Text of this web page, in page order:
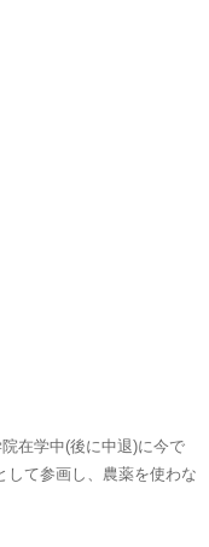
在学中(後に中退)に今で
して参画し、農薬を使わな